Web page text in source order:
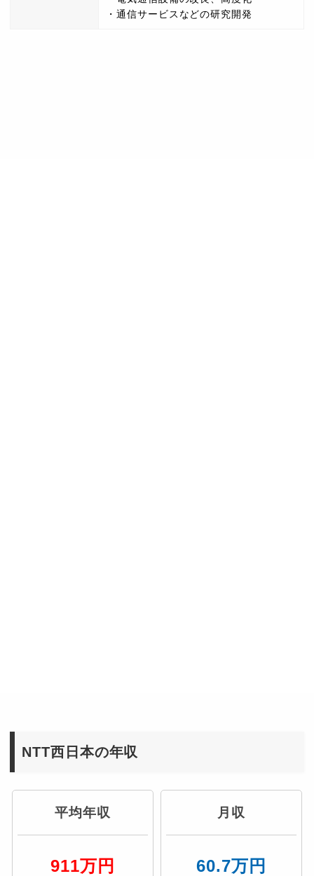
・通信サービスなどの研究開発
NTT西日本の年収
平均年収
911万円
月収
60.7万円